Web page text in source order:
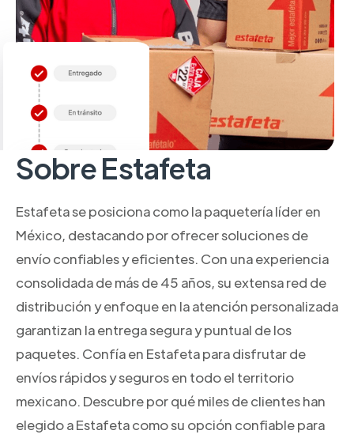
Sobre Estafeta
Estafeta se posiciona como la paquetería líder en
México, destacando por ofrecer soluciones de
envío confiables y eficientes. Con una experiencia
consolidada de más de 45 años, su extensa red de
distribución y enfoque en la atención personalizada
garantizan la entrega segura y puntual de los
paquetes. Confía en Estafeta para disfrutar de
envíos rápidos y seguros en todo el territorio
mexicano. Descubre por qué miles de clientes han
elegido a Estafeta como su opción confiable para